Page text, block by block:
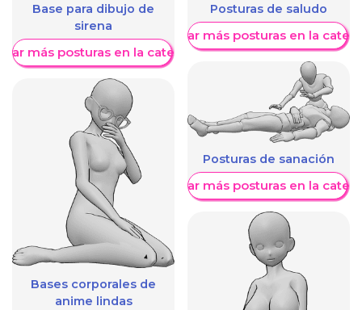
Base para dibujo de
sirena
más posturas en la categoría
Bases corporales de
anime lindas
Posturas de saludo
Mostrar más posturas en la
Posturas de sanación
Mostrar más posturas en la